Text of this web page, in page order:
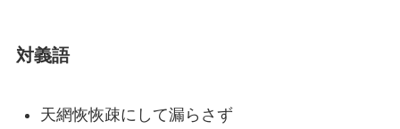
対義語
天網恢恢疎にして漏らさず